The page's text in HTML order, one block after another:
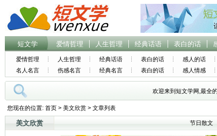
短文学 爱情哲理 人生哲理 经典话语 表白的话
爱情哲理 人生哲理 经典话语 表白的话
感人的话
名人名言
伤感名言 经典名言 表白的话 感人情感
欢迎来到短文学网,最全
您现在的位置: 首页 > 美文欣赏 > 文章列表
美文欣赏 节日散文